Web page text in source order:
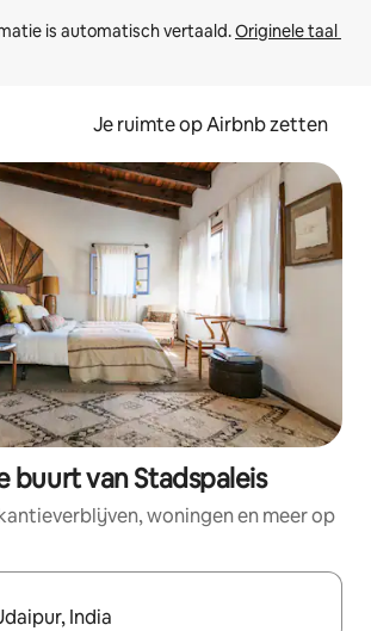
is automatisch vertaald. Originele taal
Je ruimte op Airbnb zetten
buurt van Stadspaleis
woningen en meer op
beschikbaar zijn, maak je een keuze